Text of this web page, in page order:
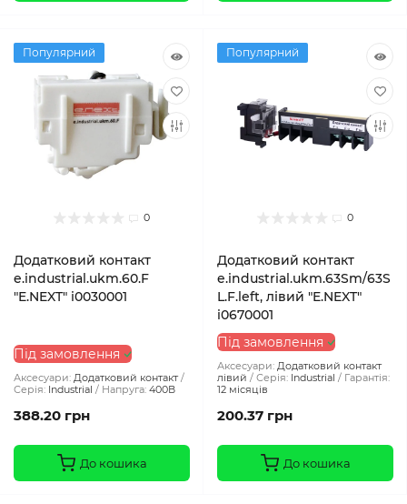
Популярний
0
Додатковий контакт
e.industrial.ukm.60.F
"E.NEXT" i0030001
Під замовлення
Аксесуари: Додатковий контакт
Серія: Industrial Напруга: 400В
388.20 грн
До кошика
Популярний
0
Додатковий контакт
e.industrial.ukm.63Sm/63S
L.F.left, лівий "E.NEXT"
i0670001
Під замовлення
Аксесуари: Додатковий контакт
лівий
Серія: Industrial
Гарантія:
12 місяців
200.37 грн
До кошика